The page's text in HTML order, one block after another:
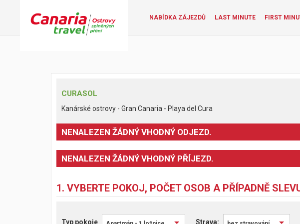
NABÍDKA ZÁJEZDŮ LAST MINUTE FIRST
CURASOL
Kanárské ostrovy - Gran Canaria - Playa del Cura
NENALEZEN ŽÁDNÝ VHODNÝ ODJEZD.
NENALEZEN ŽÁDNÝ VHODNÝ PŘÍJEZD.
1. VYBERTE POKOJ, POČET OSOB A PŘÍPADNĚ
Typ pokoje